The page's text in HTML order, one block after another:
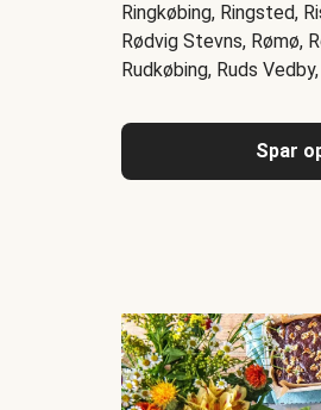
Ringkøbing, Ringsted,
Rødvig Stevns, Rømø,
Rudkøbing, Ruds
Spar